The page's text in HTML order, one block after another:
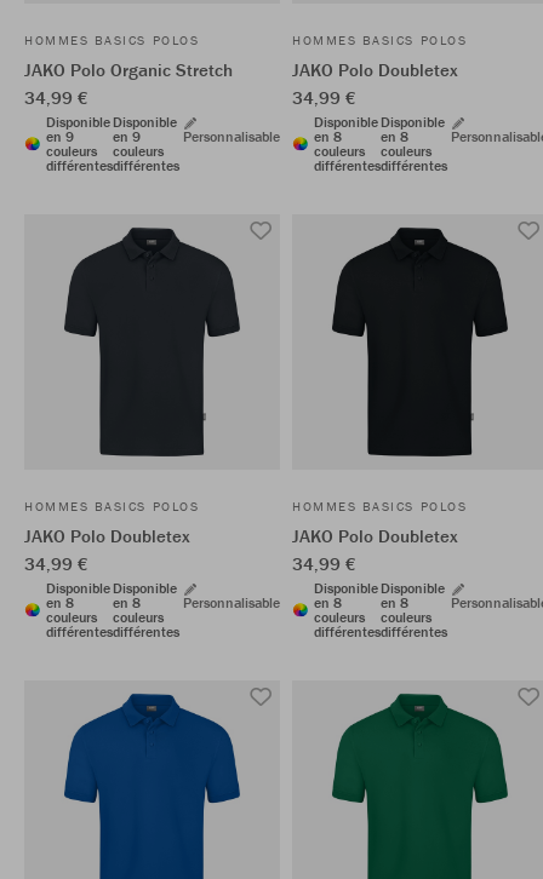
HOMMES BASICS POLOS
JAKO Polo Organic Stretch
34,99 €
Disponible
en 9
couleurs
différentes
Disponible
en 9
couleurs
différentes
Personnalisable
HOMMES BASICS POLOS
JAKO Polo Doubletex
34,99 €
Disponible
en 8
couleurs
différentes
Disponible
en 8
couleurs
différentes
HOMMES BASICS POLOS
JAKO Polo Doubletex
34,99 €
Disponible
en 8
couleurs
différentes
Disponible
en 8
couleurs
différentes
Personnalisable
HOMMES BASICS POLOS
JAKO Polo Doubletex
34,99 €
Disponible
en 8
couleurs
différentes
Disponible
en 8
couleurs
différentes